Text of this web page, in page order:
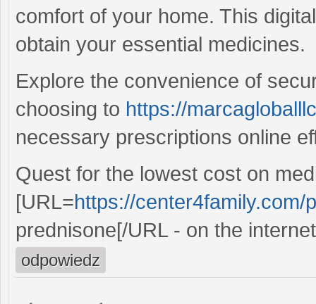
comfort of your home. This
obtain your essential medicines.
Explore the convenience of
choosing to https://
necessary prescriptions online
Quest for the lowest cost on
[URL=https://
prednisone[/URL - on the
odpowiedz